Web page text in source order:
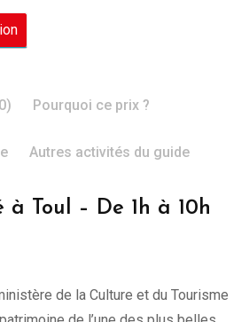
Pourquoi ce prix ?
Autres activités du guide
à Toul – De 1h à 10h
de la Culture et du Tourisme